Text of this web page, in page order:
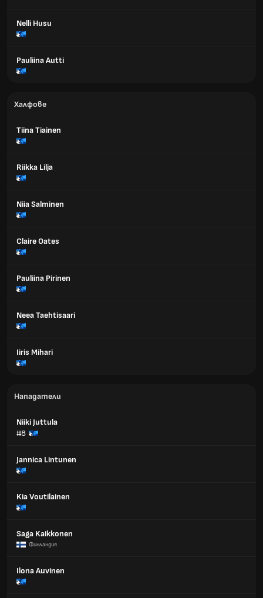
Nelli Husu
Pauliina Autti
Халфове
Tiina Tiainen
Riikka Lilja
Niia Salminen
Claire Oates
Pauliina Pirinen
Neea Taehtisaari
Iiris Mihari
Нападатели
Niiki Juttula
#8
Jannica Lintunen
Kia Voutilainen
Saga Kaikkonen
Финландия
Ilona Auvinen